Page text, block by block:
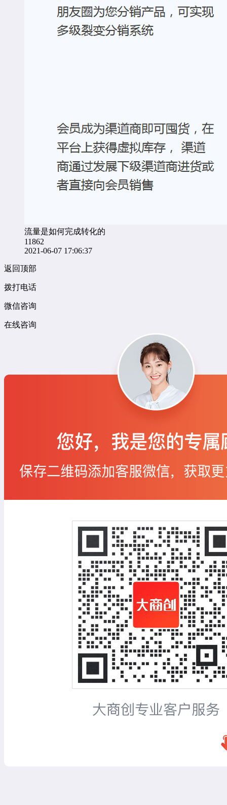
流量是如何完成转化的
11862
2021-06-07 17:06:37
返回顶部
拨打电话
微信咨询
在线咨询